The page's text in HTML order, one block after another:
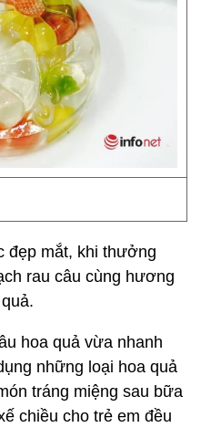
đẹp mắt, khi thưởng
rau câu cùng hương
hoa quả vừa nhanh
những loại hoa quả
tráng miệng sau bữa
chiều cho trẻ em đều